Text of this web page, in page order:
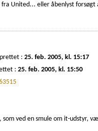
fra United... eller åbenlyst
: 25. feb. 2005, kl. 15:17
: 25. feb. 2005, kl. 15:50
ved en smule om it-udstyr,